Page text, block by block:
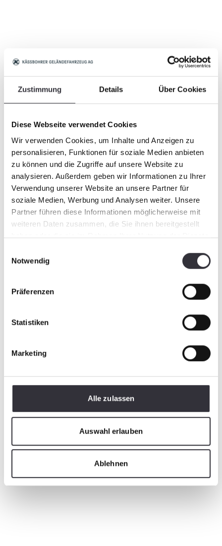
Zustimmung Details Über Cookies
Diese Webseite verwendet Cookies
Wir verwenden Cookies, um Inhalte und Anzeigen zu
personalisieren, Funktionen für soziale Medien anbieten
zu können und die Zugriffe auf unsere Website zu
analysieren. Außerdem geben wir Informationen zu Ihrer
Verwendung unserer Website an unsere Partner für
soziale Medien, Werbung und Analysen weiter. Unsere
Partner führen diese Informationen möglicherweise mit
weiteren Daten zusammen, die Sie ihnen bereitgestellt
haben oder die sie im Rahmen Ihrer Nutzung der Dienste
Notwendig
Präferenzen
Statistiken
Marketing
Alle zulassen
Auswahl erlauben
Ablehnen